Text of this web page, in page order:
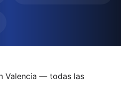
Valencia — todas las